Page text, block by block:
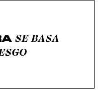
SE BASA